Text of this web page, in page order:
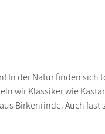
In der Natur finden sich
wir Klassiker wie
Birkenrinde. Auch fast